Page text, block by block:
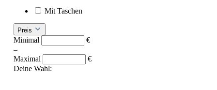
Mit Taschen
Preis
Minimal
€
–
Maximal
€
Deine Wahl: